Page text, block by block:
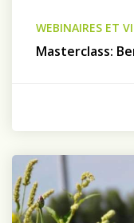
WEBINAIRES ET
Masterclass: